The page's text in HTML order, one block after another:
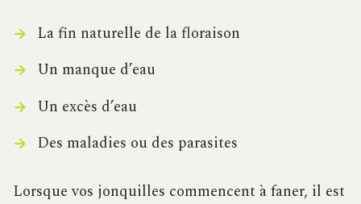
La fin naturelle de la floraison
Un manque d’eau
Un excès d’eau
Des maladies ou des parasites
Lorsque vos jonquilles commencent à faner, il est